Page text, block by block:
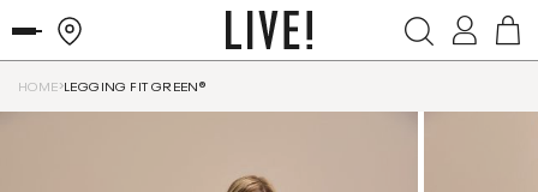
HOME LEGGING FIT GREEN®